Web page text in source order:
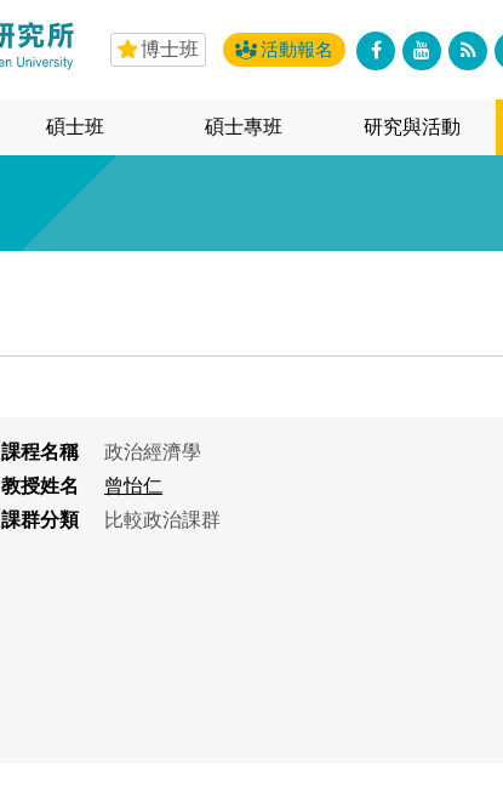
博士班 活動報名
碩士班 碩士專班 研究與活動
課程名稱
政治經濟學
教授姓名
曾怡仁
課群分類
比較政治課群